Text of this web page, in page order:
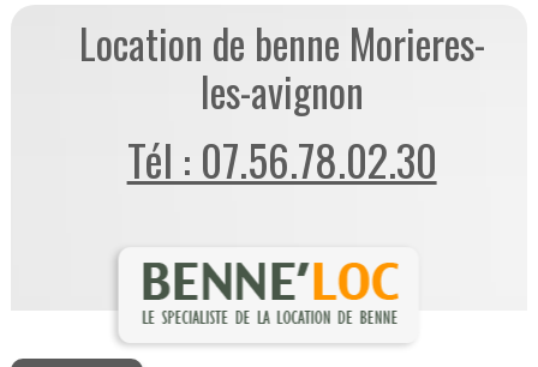
Location de benne Morieres-
les-avignon
Tél : 07.56.78.02.30